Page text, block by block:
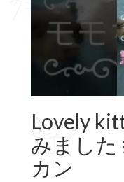
Lovely
みました
カン